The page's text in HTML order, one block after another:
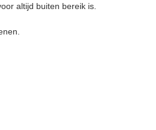
altijd buiten bereik is.